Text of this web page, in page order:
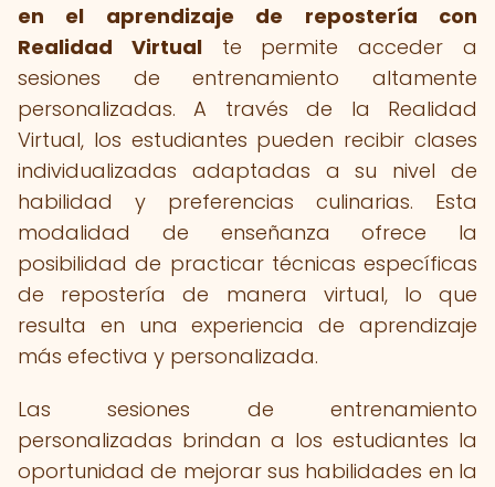
en el aprendizaje de repostería con
Realidad Virtualte permite acceder a
sesiones de entrenamiento altamente
personalizadas. A través de la Realidad
Virtual, los estudiantes pueden recibir clases
individualizadas adaptadas a su nivel de
habilidad y preferencias culinarias. Esta
modalidad de enseñanza ofrece la
posibilidad de practicar técnicas específicas
de repostería de manera virtual, lo que
resulta en una experiencia de aprendizaje
más efectiva y personalizada.
Las sesiones de entrenamiento
personalizadas brindan a los estudiantes la
oportunidad de mejorar sus habilidades en la